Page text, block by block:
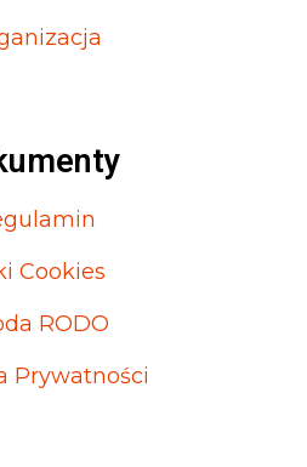
Cookies
RODO
Prywatności